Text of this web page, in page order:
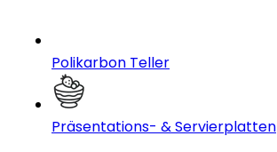
Polikarbon Teller
Präsentations- & Servierplatten